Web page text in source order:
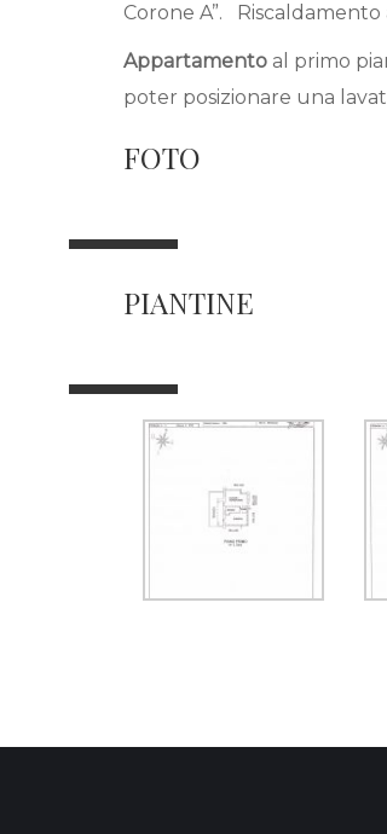
Corone A”.
Appartamento al primo
poter posizionare una
FOTO
PIANTINE